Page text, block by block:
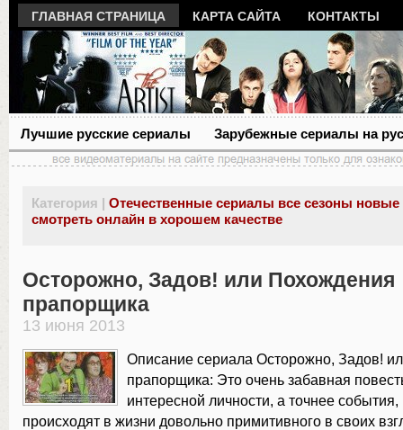
ГЛАВНАЯ СТРАНИЦА КАРТА САЙТА КОНТАКТЫ
Лучшие русские сериалы Зарубежные сериалы на
Категория | Отечественные сериалы все сезоны
смотреть онлайн в хорошем качестве
Осторожно, Задов! или Похождения
прапорщика
13 июня 2013
Описание сериала Осторожно, Задов!
прапорщика: Это очень забавная
интересной личности, а точнее
происходят в жизни довольно примитивного в своих